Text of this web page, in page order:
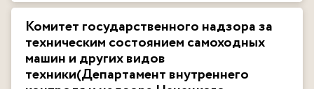
Комитет государственного надзора за
техническим состоянием самоходных
машин и других видов
техники(Департамент внутреннего